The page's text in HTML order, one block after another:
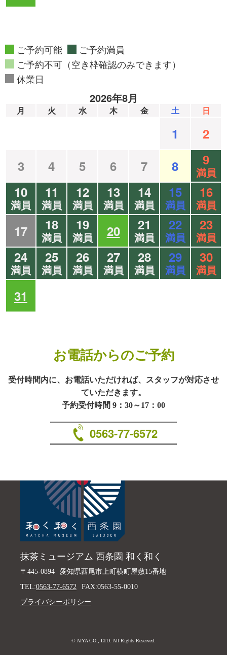
ご予約可能
ご予約満員
ご予約不可（空き枠確認のみできます）
休業日
2026年8月
月 火 水 木 金 土 日
1
2
3
4 5 6 7 8 9
満員
10
満員
11
満員
12
満員
13
満員
14
満員
15
満員
16
満員
17 18
満員
19
満員 20 21
満員
22
満員
23
満員
24
満員
25
満員
26
満員
27
満員
28
満員
29
満員
30
満員
31
お電話からのご予約
受付時間内に、お電話いただければ、スタッフが対応させ
ていただきます。
予約受付時間 9：30～17：00
0563-77-6572
抹茶ミュージアム 西条園 和く和く
〒445-0894
愛知県西尾市上町横町屋敷15番地
TEL:0563-77-6572
FAX:0563-55-0010
プライバシーポリシー
© AIYA CO., LTD. All Rights Reserved.